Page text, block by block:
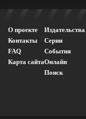
О проекте
Контакты
FAQ
Карта сайта
Издательства
Серии
События
Онлайн
Поиск